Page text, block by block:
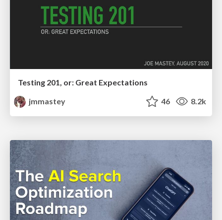
Testing 201, or: Great Expectations
jmmastey
46 8.2k